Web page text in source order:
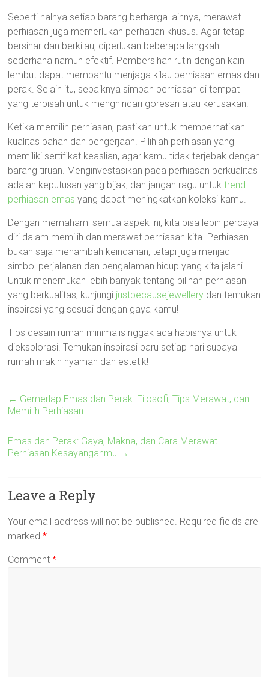
Seperti halnya setiap barang berharga lainnya, merawat
perhiasan juga memerlukan perhatian khusus. Agar tetap
bersinar dan berkilau, diperlukan beberapa langkah
sederhana namun efektif. Pembersihan rutin dengan kain
lembut dapat membantu menjaga kilau perhiasan emas dan
perak. Selain itu, sebaiknya simpan perhiasan di tempat
yang terpisah untuk menghindari goresan atau kerusakan.
Ketika memilih perhiasan, pastikan untuk memperhatikan
kualitas bahan dan pengerjaan. Pilihlah perhiasan yang
memiliki sertifikat keaslian, agar kamu tidak terjebak dengan
barang tiruan. Menginvestasikan pada perhiasan berkualitas
adalah keputusan yang bijak, dan jangan ragu untuktrend
perhiasan emas yang dapat meningkatkan koleksi kamu.
Dengan memahami semua aspek ini, kita bisa lebih percaya
diri dalam memilih dan merawat perhiasan kita. Perhiasan
bukan saja menambah keindahan, tetapi juga menjadi
simbol perjalanan dan pengalaman hidup yang kita jalani.
Untuk menemukan lebih banyak tentang pilihan perhiasan
yang berkualitas, kunjungi justbecausejewellery dan temukan
inspirasi yang sesuai dengan gaya kamu!
Tips desain rumah minimalis nggak ada habisnya untuk
dieksplorasi. Temukan inspirasi baru setiap hari supaya
rumah makin nyaman dan estetik!
← Gemerlap Emas dan Perak: Filosofi, Tips Merawat, dan
Memilih Perhiasan…
Emas dan Perak: Gaya, Makna, dan Cara Merawat
Perhiasan Kesayanganmu →
Leave a Reply
Your email address will not be published. Required fields are
marked*
Comment*